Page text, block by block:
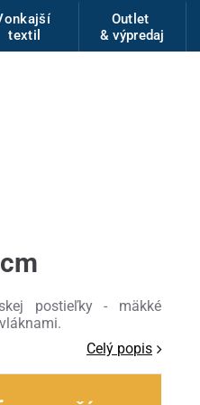
textil
Outlet
& výpredaj
postieľky - mäkké
Celý popis